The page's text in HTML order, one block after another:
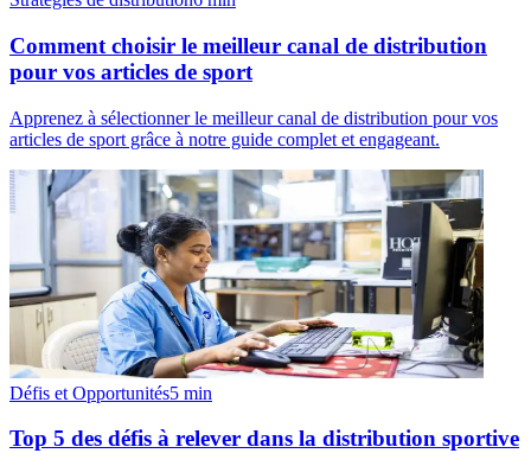
Comment choisir le meilleur canal de distribution
pour vos articles de sport
Apprenez à sélectionner le meilleur canal de distribution pour vos
articles de sport grâce à notre guide complet et engageant.
Défis et Opportunités5 min
Top 5 des défis à relever dans la distribution sportive